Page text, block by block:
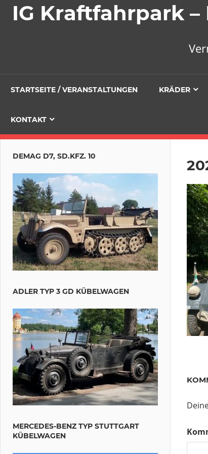
IG Kraftfahrpark –
STARTSEITE / VERANSTALTUNGEN KRÄDER
KONTAKT
DEMAG D7, SD.KFZ. 10
ADLER TYP 3 GD KÜBELWAGEN
MERCEDES-BENZ TYP STUTTGART
KÜBELWAGEN